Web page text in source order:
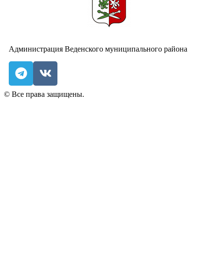
Администрация Веденского муниципального района
© Все права защищены.